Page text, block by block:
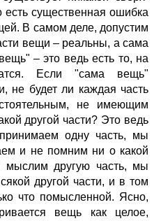
существенная ошибка
В самом деле, допустим
вещи – реальны, а сама
– это ведь есть то, на
Если "сама вещь"
не будет ли каждая часть
не имеющим
другой части? Это ведь
одну часть, мы
и не помним ни о какой
мыслим другую часть, мы
другой части, и в том
что помысленной. Ясно,
вещь как целое,